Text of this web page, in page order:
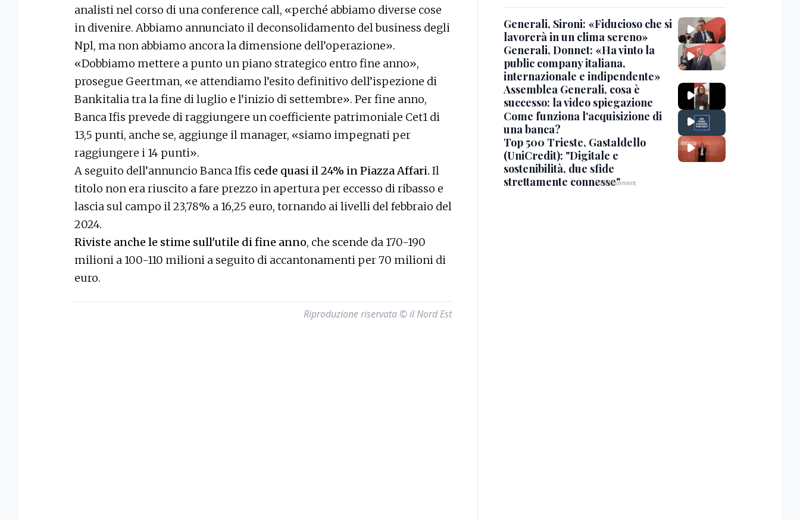
analisti nel corso di una conference call, «perché abbiamo diverse cose
in divenire. Abbiamo annunciato il deconsolidamento del business degli
Npl, ma non abbiamo ancora la dimensione dell’operazione».
«Dobbiamo mettere a punto un piano strategico entro fine anno»,
prosegue Geertman, «e attendiamo l’esito definitivo dell’ispezione di
Bankitalia tra la fine di luglio e l’inizio di settembre». Per fine anno,
Banca Ifis prevede di raggiungere un coefficiente patrimoniale Cet1 di
13,5 punti, anche se, aggiunge il manager, «siamo impegnati per
raggiungere i 14 punti».
A seguito dell’annuncio Banca Ifis cede quasi il 24% in Piazza Affari. Il
titolo non era riuscito a fare prezzo in apertura per eccesso di ribasso e
lascia sul campo il 23,78% a 16,25 euro, tornando ai livelli del febbraio del
2024.
Riviste anche le stime sull'utile di fine anno, che scende da 170-190
milioni a 100-110 milioni a seguito di accantonamenti per 70 milioni di
euro.
Riproduzione riservata © il Nord Est
Generali, Sironi: «Fiducioso che si
lavorerà in un clima sereno»
Generali, Donnet: «Ha vinto la
public company italiana,
internazionale e indipendente»
Assemblea Generali, cosa è
successo: la video spiegazione
Come funziona l'acquisizione di
una banca?
Top 500 Trieste, Gastaldello
(UniCredit): "Digitale e
sostenibilità, due sfide
strettamente connesse"